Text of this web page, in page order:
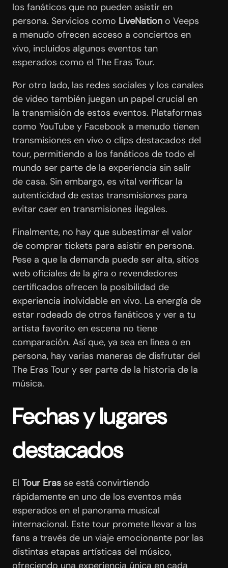
los fanáticos que no pueden asistir en
persona. Servicios como LiveNation o Veeps
a menudo ofrecen acceso a conciertos en
vivo, incluidos algunos eventos tan
esperados como el The Eras Tour.
Por otro lado, las redes sociales y los canales
de video también juegan un papel crucial en
la transmisión de estos eventos. Plataformas
como YouTube y Facebook a menudo tienen
transmisiones en vivo o clips destacados del
tour, permitiendo a los fanáticos de todo el
mundo ser parte de la experiencia sin salir
de casa. Sin embargo, es vital verificar la
autenticidad de estas transmisiones para
evitar caer en transmisiones ilegales.
Finalmente, no hay que subestimar el valor
de comprar tickets para asistir en persona.
Pese a que la demanda puede ser alta, sitios
web oficiales de la gira o revendedores
certificados ofrecen la posibilidad de
experiencia inolvidable en vivo. La energía de
estar rodeado de otros fanáticos y ver a tu
artista favorito en escena no tiene
comparación. Así que, ya sea en línea o en
persona, hay varias maneras de disfrutar del
The Eras Tour y ser parte de la historia de la
música.
Fechas y lugares
destacados
El Tour Eras se está convirtiendo
rápidamente en uno de los eventos más
esperados en el panorama musical
internacional. Este tour promete llevar a los
fans a través de un viaje emocionante por las
distintas etapas artísticas del músico,
ofreciendo una experiencia única en cada